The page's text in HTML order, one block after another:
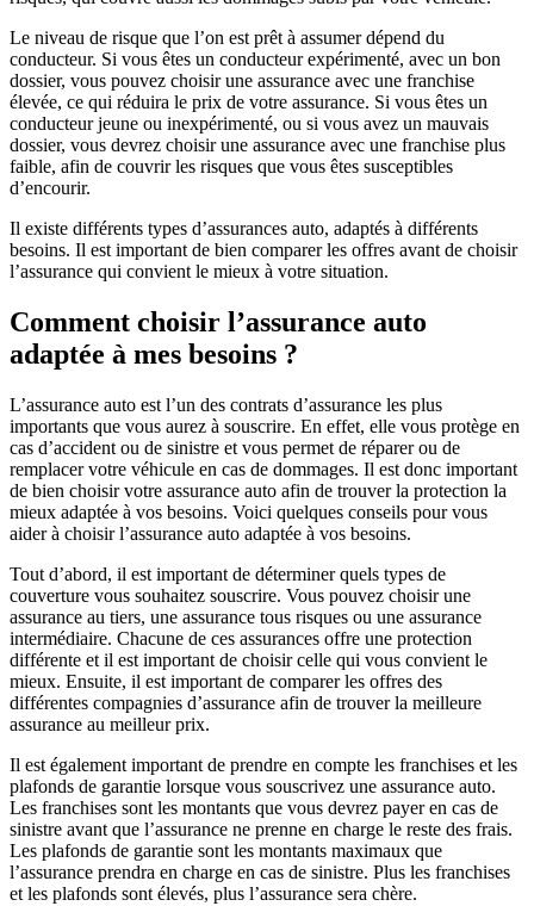
Le niveau de risque que l’on est prêt à assumer dépend du
conducteur. Si vous êtes un conducteur expérimenté, avec un bon
dossier, vous pouvez choisir une assurance avec une franchise
élevée, ce qui réduira le prix de votre assurance. Si vous êtes un
conducteur jeune ou inexpérimenté, ou si vous avez un mauvais
dossier, vous devrez choisir une assurance avec une franchise plus
faible, afin de couvrir les risques que vous êtes susceptibles
d’encourir.
Il existe différents types d’assurances auto, adaptés à différents
besoins. Il est important de bien comparer les offres avant de choisir
l’assurance qui convient le mieux à votre situation.
Comment choisir l’assurance auto
adaptée à mes besoins ?
L’assurance auto est l’un des contrats d’assurance les plus
importants que vous aurez à souscrire. En effet, elle vous protège en
cas d’accident ou de sinistre et vous permet de réparer ou de
remplacer votre véhicule en cas de dommages. Il est donc important
de bien choisir votre assurance auto afin de trouver la protection la
mieux adaptée à vos besoins. Voici quelques conseils pour vous
aider à choisir l’assurance auto adaptée à vos besoins.
Tout d’abord, il est important de déterminer quels types de
couverture vous souhaitez souscrire. Vous pouvez choisir une
assurance au tiers, une assurance tous risques ou une assurance
intermédiaire. Chacune de ces assurances offre une protection
différente et il est important de choisir celle qui vous convient le
mieux. Ensuite, il est important de comparer les offres des
différentes compagnies d’assurance afin de trouver la meilleure
assurance au meilleur prix.
Il est également important de prendre en compte les franchises et les
plafonds de garantie lorsque vous souscrivez une assurance auto.
Les franchises sont les montants que vous devrez payer en cas de
sinistre avant que l’assurance ne prenne en charge le reste des frais.
Les plafonds de garantie sont les montants maximaux que
l’assurance prendra en charge en cas de sinistre. Plus les franchises
et les plafonds sont élevés, plus l’assurance sera chère.